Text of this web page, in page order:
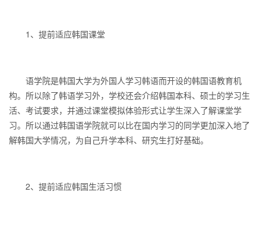
1、提前适应韩国课堂
语学院是韩国大学为外国人学习韩语而开设的韩国语教育机
构。所以除了韩语学习外，学校还会介绍韩国本科、硕士的学习生
活、考试要求，并通过课堂模拟体验形式让学生深入了解课堂学
习。所以通过韩国语学院就可以比在国内学习的同学更加深入地了
解韩国大学情况，为自己升学本科、研究生打好基础。
2、提前适应韩国生活习惯